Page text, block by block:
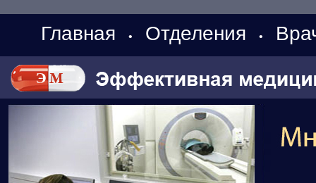
Главная • Отделения •